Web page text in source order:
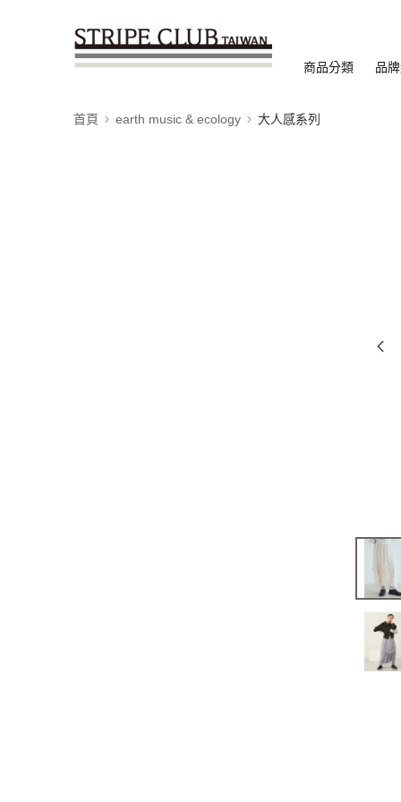
商品分類 品
首頁 earth music & ecology 大人感系列